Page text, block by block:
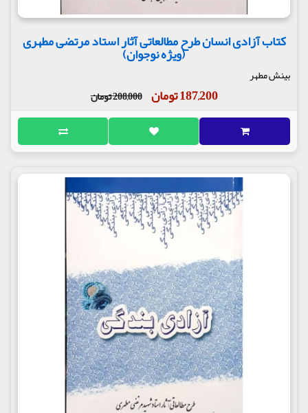
کتاب آزادی انسان طرح مطالعاتی آثار استاد مرتضی مطهری
(ویژه نوجوان)
بینش مطهر
187,200 تومان 208,000 تومان